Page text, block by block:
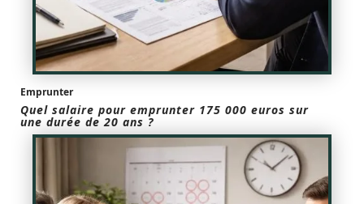
Emprunter
Quel salaire pour emprunter 175 000 euros sur
une durée de 20 ans ?